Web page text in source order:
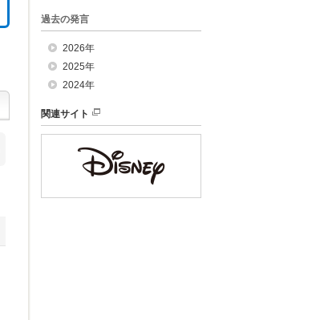
過去の発言
2026年
2025年
2024年
関連サイト